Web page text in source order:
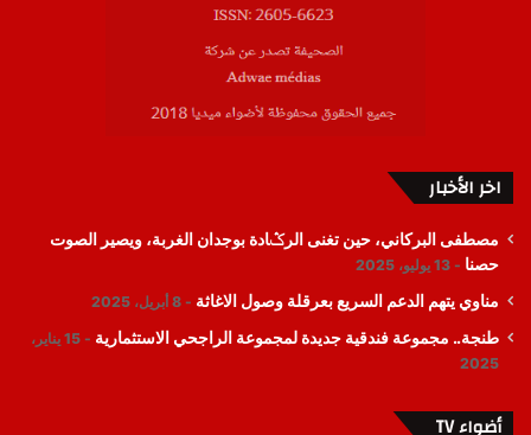
اخر الأخبار
مصطفى البركاني، حين تغنى الرݣادة بوجدان الغربة، ويصير الصوت
حصنا
13 يوليو، 2025
مناوي يتهم الدعم السريع بعرقلة وصول الاغاثة 8 أبريل، 2025
طنجة.. مجموعة فندقية جديدة لمجموعة الراجحي الاستثمارية
15 يناير،
2025
أضواء TV